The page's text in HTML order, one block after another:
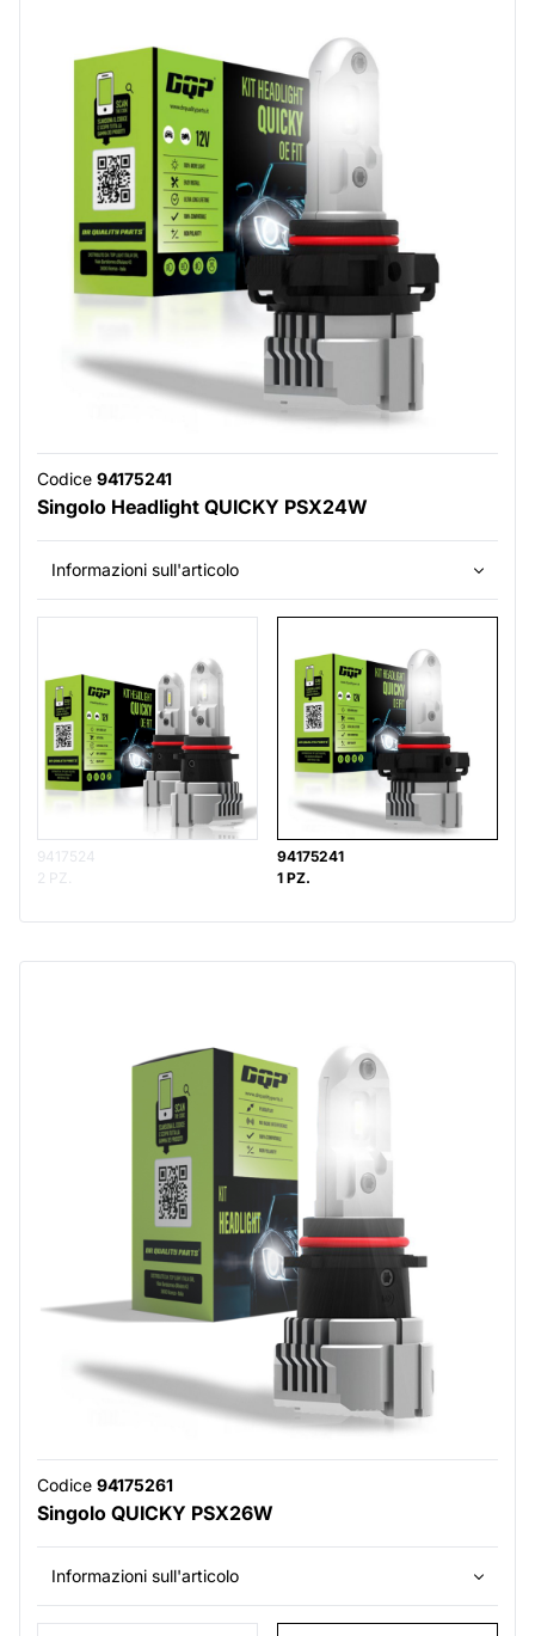
Codice 94175241
Singolo Headlight QUICKY PSX24W
Informazioni sull'articolo
9417524
2 PZ.
94175241
1 PZ.
Codice 94175261
Singolo QUICKY PSX26W
Informazioni sull'articolo